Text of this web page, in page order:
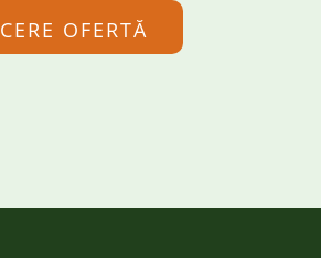
CERE OFERTĂ